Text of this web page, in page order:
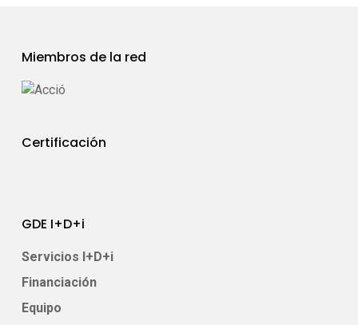
Miembros de la red
Certificación
GDE I+D+i
Servicios I+D+i
Financiación
Equipo